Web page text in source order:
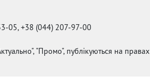
05, +38 (044) 207-97-00
"Промо", публікуються на правах